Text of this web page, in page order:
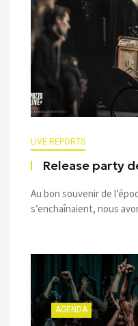
LIVE REPORTS
Release party
Au bon souvenir de
s’enchaînaient, nous
AGENDA